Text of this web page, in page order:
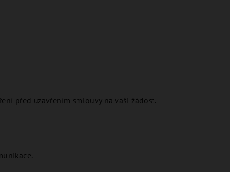
před uzavřením smlouvy na vaši žádost.